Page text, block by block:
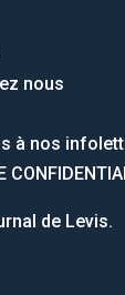
nous
à nos
de Levis.